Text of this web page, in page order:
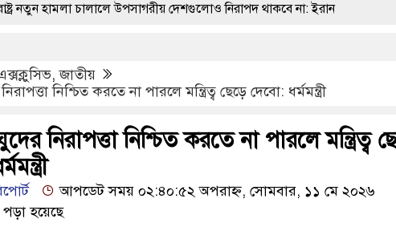
চালালে উপসাগরীয় দেশগুলোও নিরাপদ থাকবে না: ইরান
বাড়িতে হামলা প্রসঙ্গে পশ্চিমবঙ্গের মন্ত্রী
ইউক্রেনকে ধ্বংস করতে উত্তর কোরিয়ার ১২০টি ব্যালিস্টিক মিসাইল মোতায়েন
,জাতীয়
নিশ্চিত করতে না পারলে মন্ত্রিত্ব ছেড়ে দেবো: ধর্মমন্ত্রী
নিরাপত্তা নিশ্চিত করতে না পারলে মন্ত্রিত্ব
আপডেট সময় ০২:৪০:৫২ অপরাহ্ন, সোমবার, ১১ মে ২০২৬
হয়েছে